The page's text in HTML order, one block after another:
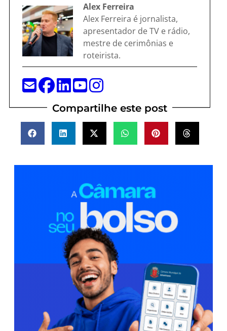
Alex Ferreira
Alex Ferreira é jornalista,
apresentador de TV e rádio,
mestre de cerimônias e
roteirista.
Compartilhe este post